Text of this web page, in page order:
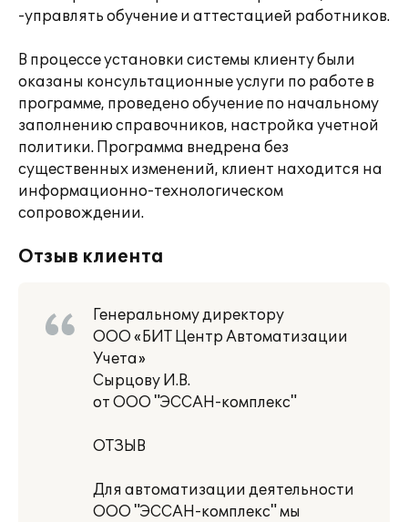
-управлять обучение и аттестацией работников.
В процессе установки системы клиенту были
оказаны консультационные услуги по работе в
программе, проведено обучение по начальному
заполнению справочников, настройка учетной
политики. Программа внедрена без
существенных изменений, клиент находится на
информационно-технологическом
сопровождении.
Отзыв клиента
Генеральному директору
ООО «БИТ Центр Автоматизации
Учета»
Сырцову И.В.
от ООО "ЭССАН-комплекс"
ОТЗЫВ
Для автоматизации деятельности
ООО "ЭССАН-комплекс" мы